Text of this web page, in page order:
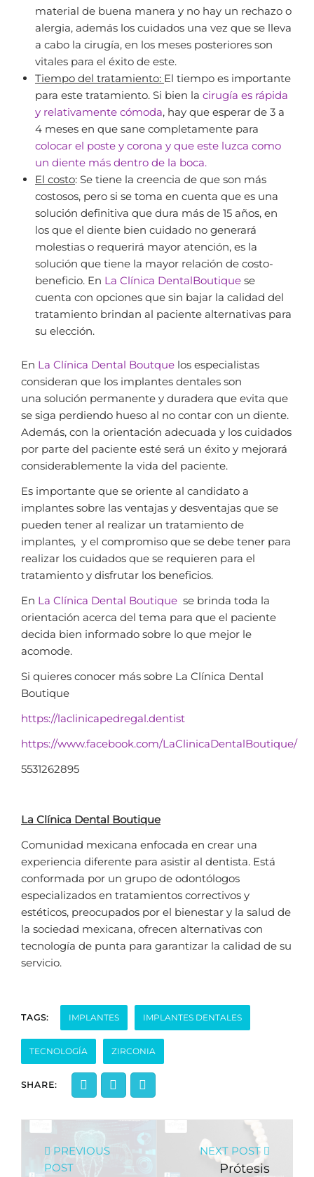
material de buena manera y no hay un rechazo o
alergia, además los cuidados una vez que se lleva
a cabo la cirugía, en los meses posteriores son
vitales para el éxito de este.
Tiempo del tratamiento: El tiempo es importante
para este tratamiento. Si bien la cirugía es rápida
y relativamente cómoda, hay que esperar de 3 a
4 meses en que sane completamente para
colocar el poste y corona y que este luzca como
un diente más dentro de la boca.
El costo: Se tiene la creencia de que son más
costosos, pero si se toma en cuenta que es una
solución definitiva que dura más de 15 años, en
los que el diente bien cuidado no generará
molestias o requerirá mayor atención, es la
solución que tiene la mayor relación de costo-
beneficio. En La Clínica DentalBoutique se
cuenta con opciones que sin bajar la calidad del
tratamiento brindan al paciente alternativas para
su elección.
En La Clínica Dental Boutque los especialistas
consideran que los implantes dentales son
una solución permanente y duradera que evita que
se siga perdiendo hueso al no contar con un diente.
Además, con la orientación adecuada y los cuidados
por parte del paciente esté será un éxito y mejorará
considerablemente la vida del paciente.
Es importante que se oriente al candidato a
implantes sobre las ventajas y desventajas que se
pueden tener al realizar un tratamiento de
implantes, y el compromiso que se debe tener para
realizar los cuidados que se requieren para el
tratamiento y disfrutar los beneficios.
En La Clínica Dental Boutique se brinda toda la
orientación acerca del tema para que el paciente
decida bien informado sobre lo que mejor le
acomode.
Si quieres conocer más sobre La Clínica Dental
Boutique
https://laclinicapedregal.dentist
https://www.facebook.com/LaClinicaDentalBoutique/
5531262895
La Clínica Dental Boutique
Comunidad mexicana enfocada en crear una
experiencia diferente para asistir al dentista. Está
conformada por un grupo de odontólogos
especializados en tratamientos correctivos y
estéticos, preocupados por el bienestar y la salud de
la sociedad mexicana, ofrecen alternativas con
tecnología de punta para garantizar la calidad de su
servicio.
TAGS: IMPLANTES IMPLANTES DENTALES
TECNOLOGÍA ZIRCONIA
SHARE:
PREVIOUS
POST
NEXT POST
Prótesis